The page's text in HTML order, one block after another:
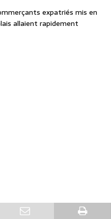
expatriés mis en
allaient rapidement